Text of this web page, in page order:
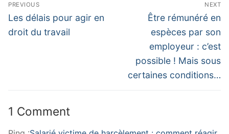
PREVIOUS
Les délais pour agir en
droit du travail
NEXT
Être rémunéré en
espèces par son
employeur : c’est
possible ! Mais sous
certaines conditions…
1 Comment